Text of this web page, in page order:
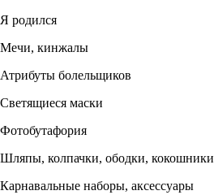
Я родился
Мечи, кинжалы
Атрибуты болельщиков
Светящиеся маски
Фотобутафория
Шляпы, колпачки, ободки, кокошники
Карнавальные наборы, аксессуары